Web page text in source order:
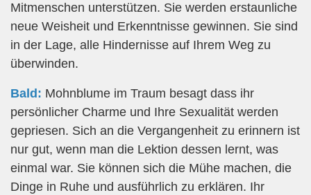
Mitmenschen unterstützen. Sie werden erstaunliche
neue Weisheit und Erkenntnisse gewinnen. Sie sind
in der Lage, alle Hindernisse auf Ihrem Weg zu
überwinden.
Bald: Mohnblume im Traum besagt dass ihr
persönlicher Charme und Ihre Sexualität werden
gepriesen. Sich an die Vergangenheit zu erinnern ist
nur gut, wenn man die Lektion dessen lernt, was
einmal war. Sie können sich die Mühe machen, die
Dinge in Ruhe und ausführlich zu erklären. Ihr